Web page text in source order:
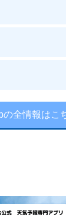
の全情報はこ